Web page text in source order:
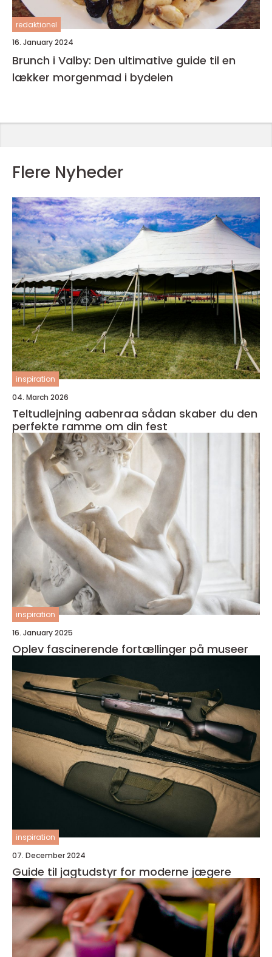
redaktionel
16. January 2024
Brunch i Valby: Den ultimative guide til en
lækker morgenmad i bydelen
Flere Nyheder
inspiration
04. March 2026
Teltudlejning aabenraa sådan skaber du den
perfekte ramme om din fest
inspiration
16. January 2025
Oplev fascinerende fortællinger på museer
inspiration
07. December 2024
Guide til jagtudstyr for moderne jægere